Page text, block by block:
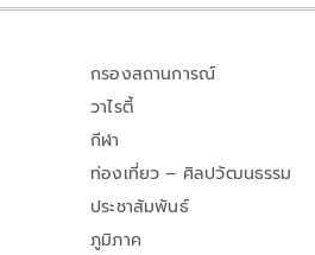
กรองสถานการณ์
วาไรตี้
กีฬา
ท่องเที่ยว – ศิลปวัฒนธรรม
ประชาสัมพันธ์
ภูมิภาค